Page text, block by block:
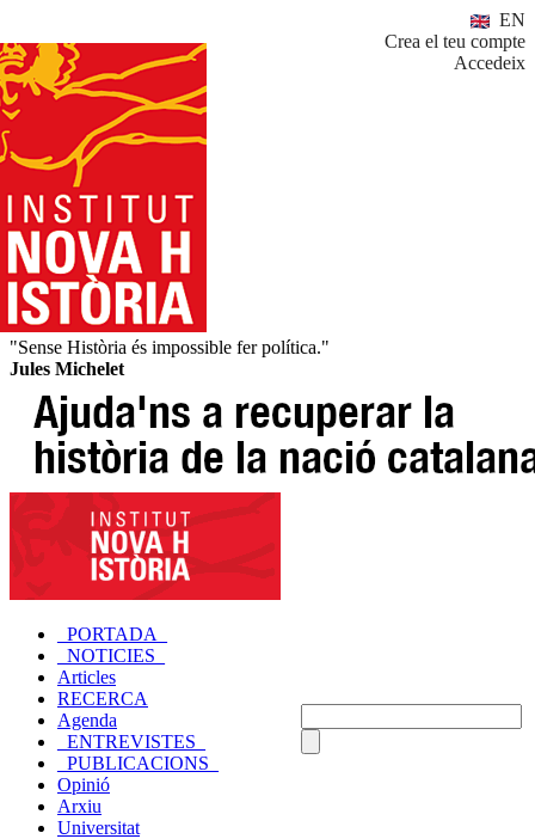
EN
Crea el teu compte
Accedeix
"Sense Història és impossible fer política."
Jules Michelet
_PORTADA_
_NOTICIES_
Articles
RECERCA
Agenda
_ENTREVISTES_
_PUBLICACIONS_
Opinió
Arxiu
Universitat